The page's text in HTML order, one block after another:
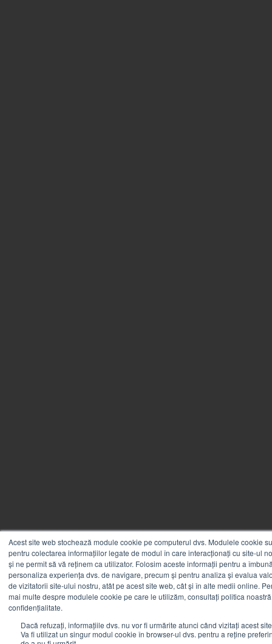
Acest site web stochează module cookie pe computerul dvs. Modulele cookie
pentru colectarea informațiilor legate de modul în care interacționați cu site-ul
și ne permit să vă reținem ca utilizator. Folosim aceste informații pentru a
personaliza experiența dvs. de navigare, precum și pentru analiza și evalua
de vizitatorii site-ului nostru, atât pe acest site web, cât și în alte medii online.
mai multe despre modulele cookie pe care le utilizăm, consultați politica
confidențialitate.
Dacă refuzați, informațiile dvs. nu vor fi urmărite atunci când vizitați acest
Va fi utilizat un singur modul cookie în browser-ul dvs. pentru a reține